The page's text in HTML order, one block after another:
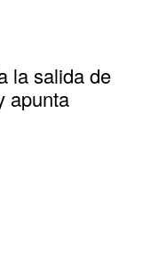
la salida de
apunta